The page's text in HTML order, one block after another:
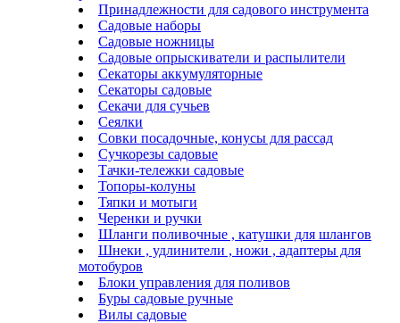
Принадлежности для садового инструмента
Садовые наборы
Садовые ножницы
Садовые опрыскиватели и распылители
Секаторы аккумуляторные
Секаторы садовые
Секачи для сучьев
Сеялки
Совки посадочные, конусы для рассад
Сучкорезы садовые
Тачки-тележки садовые
Топоры-колуны
Тяпки и мотыги
Черенки и ручки
Шланги поливочные , катушки для шлангов
Шнеки , удлинители , ножи , адаптеры для
мотобуров
Блоки управления для поливов
Буры садовые ручные
Вилы садовые